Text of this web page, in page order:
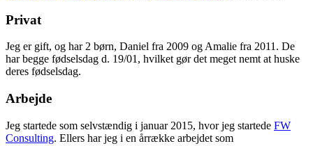
Privat
Jeg er gift, og har 2 børn, Daniel fra 2009 og Amalie fra 2011. De
har begge fødselsdag d. 19/01, hvilket gør det meget nemt at huske
deres fødselsdag.
Arbejde
Jeg startede som selvstændig i januar 2015, hvor jeg startede FW
Consulting. Ellers har jeg i en årrække arbejdet som